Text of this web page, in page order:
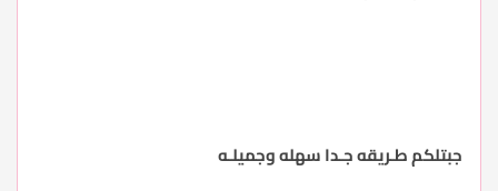
جبتلكم طـريقه جـدا سهله وجميلـه